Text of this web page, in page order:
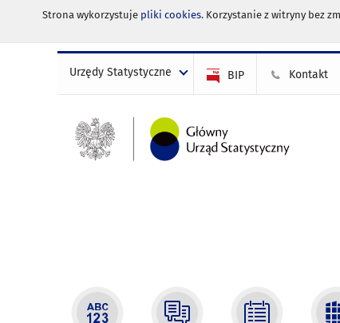
Strona wykorzystuje pliki cookies. Korzystanie z witryny bez
Urzędy Statystyczne BIP Kontakt